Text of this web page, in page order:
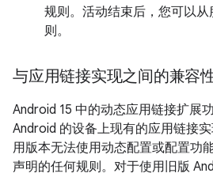
规则。活动结束后，您可以
则。
与应用链接实现之间的兼容
Android 15 中的动态应用链接扩展
Android 的设备上现有的应用链接
用版本无法使用动态配置或配置功
声明的任何规则。对于使用旧版